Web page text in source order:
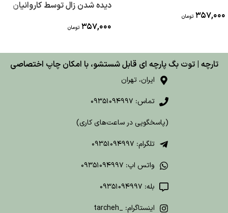
357,000 تومان
دیده شدن زال توسط کاروانیان
357,000 تومان
تارچه | توت بگ پارچه ای قابل شستشو، با امکان چاپ اختصاصی
ایران، تهران
تماس: 09351094997
(پاسخگویی در ساعت‌های کاری)
تلگرام: 09351094997
واتس اپ: 09351094997
بله: 09351094997
اینستاگرام: _tarcheh